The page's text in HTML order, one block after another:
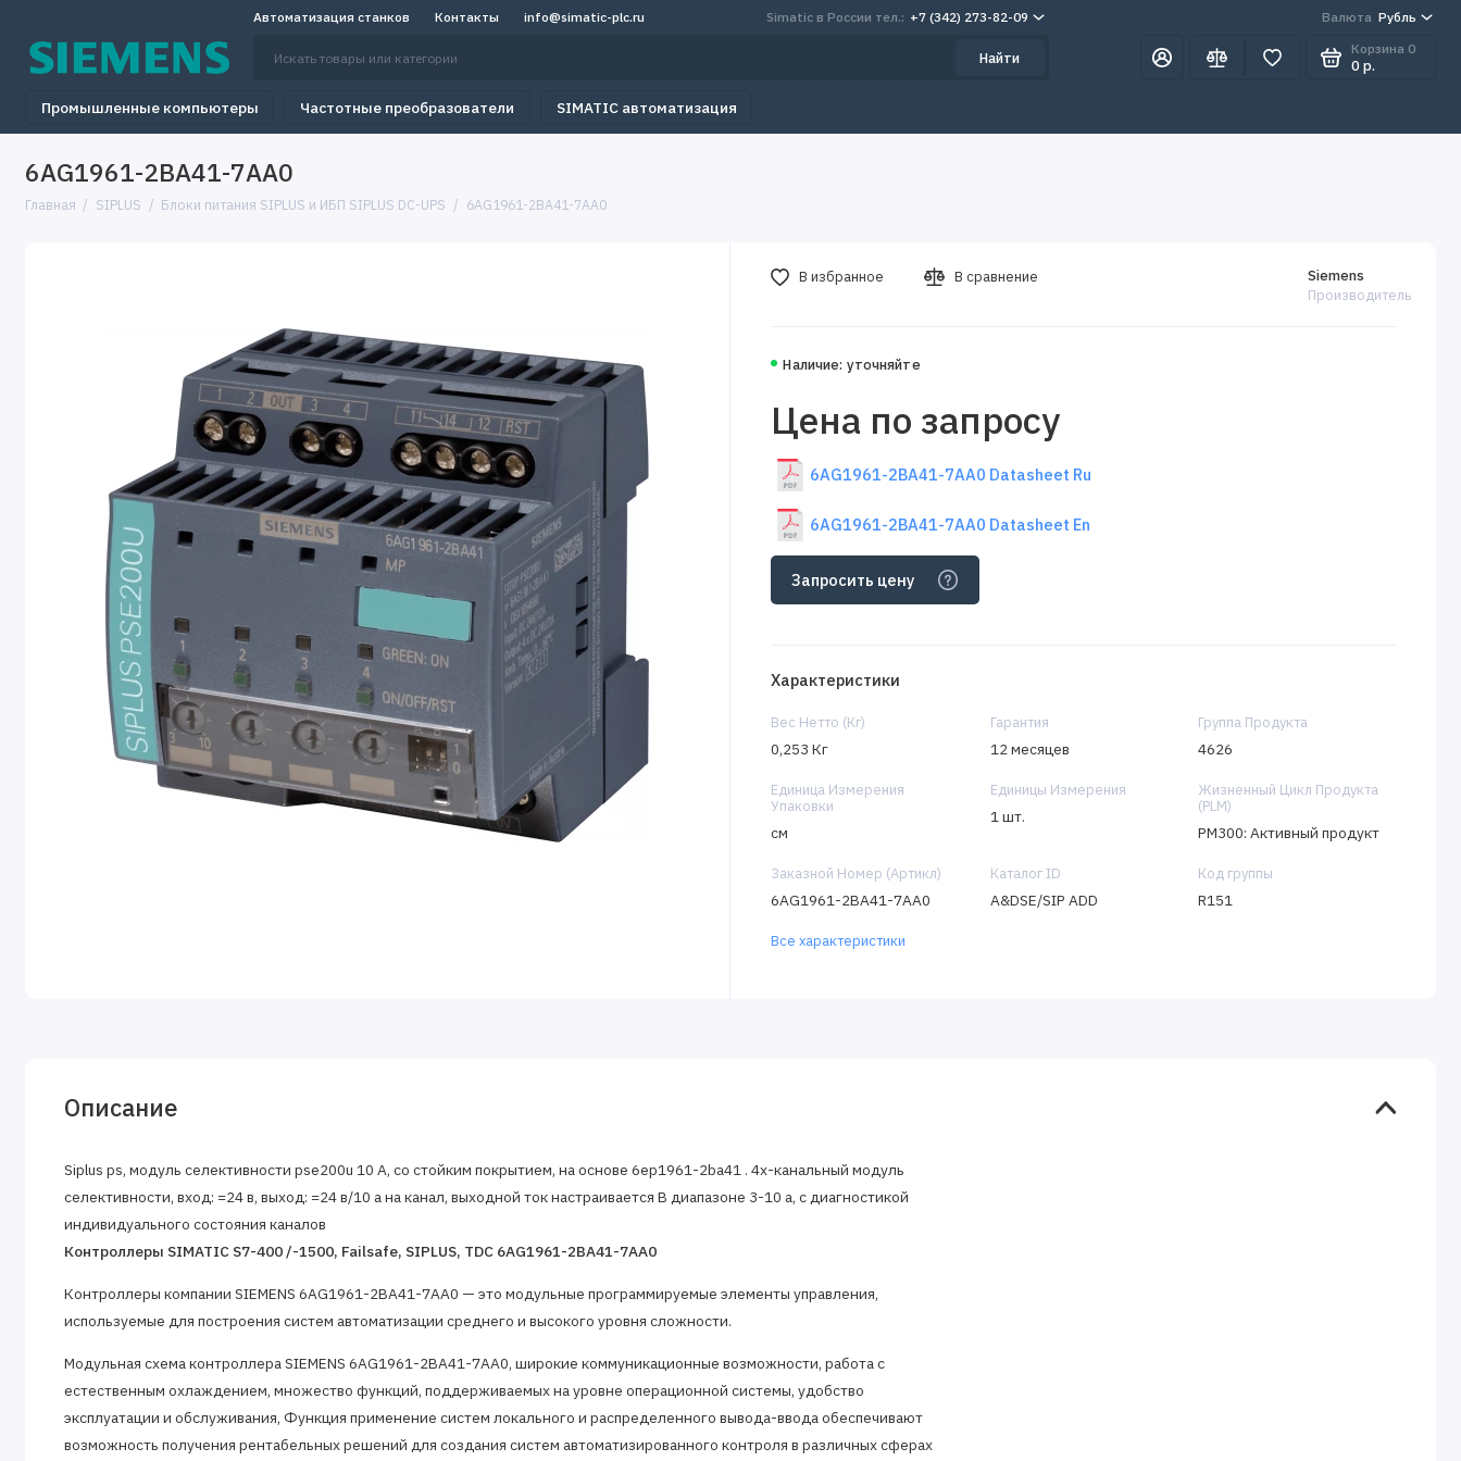
Автоматизация станков Контакты info@simatic-plc.ru Simatic в России тел.: +7 (342) 273-82-09 Валюта Рубль
Найти
Корзина 0
0 р.
Промышленные компьютеры Частотные преобразователи SIMATIC автоматизация
6AG1961-2BA41-7AA0
Главная SIPLUS Блоки питания SIPLUS и ИБП SIPLUS DC-UPS 6AG1961-2BA41-7AA0
Наличие: уточняйте
Siemens
Производитель
Цена по запросу
6AG1961-2BA41-7AA0 Datasheet Ru
6AG1961-2BA41-7AA0 Datasheet En
Запросить цену
В избранное В сравнение
Характеристики
Вес Нетто (Кг)
0,253 Кг
Гарантия
12 месяцев
Группа Продукта
4626
Единица Измерения
Упаковки
см
Единицы Измерения
1 шт.
Жизненный Цикл Продукта
(PLM)
PM300: Активный продукт
Заказной Номер (Артикл)
6AG1961-2BA41-7AA0
Каталог ID
A&DSE/SIP ADD
Код группы
R151
Все характеристики
Описание
Siplus ps, модуль селективности pse200u 10 А, со стойким покрытием, на основе 6ep1961-2ba41 . 4х-канальный модуль
селективности, вход: =24 в, выход: =24 в/10 a на канал, выходной ток настраивается В диапазоне 3-10 а, с диагностикой
индивидуального состояния каналов
Контроллеры SIMATIC S7-400 /-1500, Failsafe, SIPLUS, TDC 6AG1961-2BA41-7AA0
Контроллеры компании SIEMENS 6AG1961-2BA41-7AA0 — это модульные программируемые элементы управления,
используемые для построения систем автоматизации среднего и высокого уровня сложности.
Модульная схема контроллера SIEMENS 6AG1961-2BA41-7AA0, широкие коммуникационные возможности, работа с
естественным охлаждением, множество функций, поддерживаемых на уровне операционной системы, удобство
эксплуатации и обслуживания, Функция применение систем локального и распределенного вывода-ввода обеспечивают
возможность получения рентабельных решений для создания систем автоматизированного контроля в различных сферах